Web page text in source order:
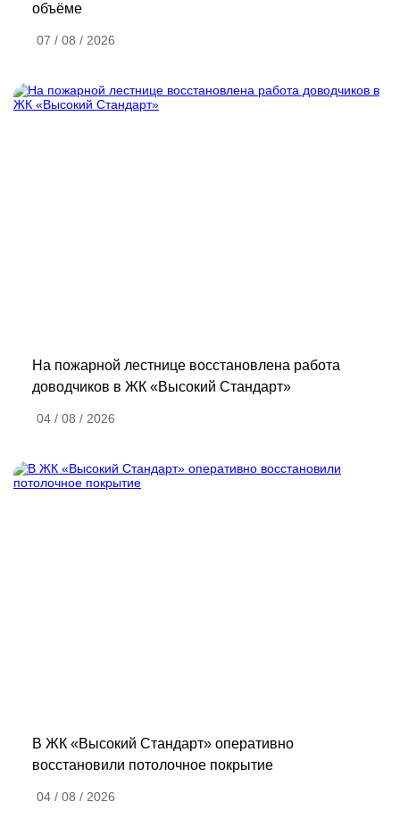
объёме
07 / 08 / 2026
На пожарной лестнице восстановлена работа
доводчиков в ЖК «Высокий Стандарт»
04 / 08 / 2026
В ЖК «Высокий Стандарт» оперативно
восстановили потолочное покрытие
04 / 08 / 2026